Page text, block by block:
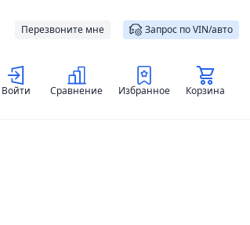
Перезвоните мне Запрос по VIN/авто
Войти Сравнение Избранное Корзина